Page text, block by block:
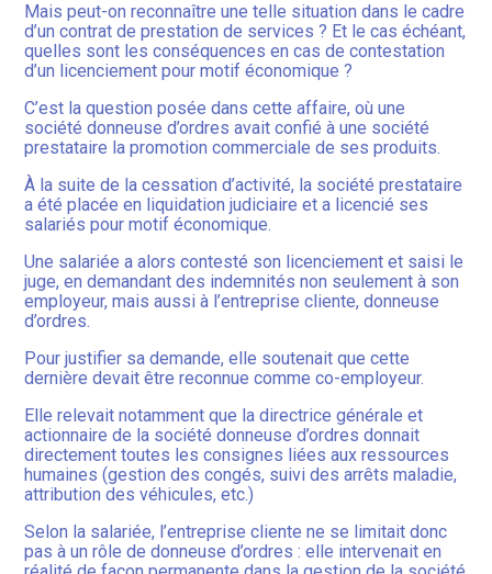
Mais peut-on reconnaître une telle situation dans le cadre
d’un contrat de prestation de services ? Et le cas échéant,
quelles sont les conséquences en cas de contestation
d’un licenciement pour motif économique ?
C’est la question posée dans cette affaire, où une
société donneuse d’ordres avait confié à une société
prestataire la promotion commerciale de ses produits.
À la suite de la cessation d’activité, la société prestataire
a été placée en liquidation judiciaire et a licencié ses
salariés pour motif économique.
Une salariée a alors contesté son licenciement et saisi le
juge, en demandant des indemnités non seulement à son
employeur, mais aussi à l’entreprise cliente, donneuse
d’ordres.
Pour justifier sa demande, elle soutenait que cette
dernière devait être reconnue comme co-employeur.
Elle relevait notamment que la directrice générale et
actionnaire de la société donneuse d’ordres donnait
directement toutes les consignes liées aux ressources
humaines (gestion des congés, suivi des arrêts maladie,
attribution des véhicules, etc.)
Selon la salariée, l’entreprise cliente ne se limitait donc
pas à un rôle de donneuse d’ordres : elle intervenait en